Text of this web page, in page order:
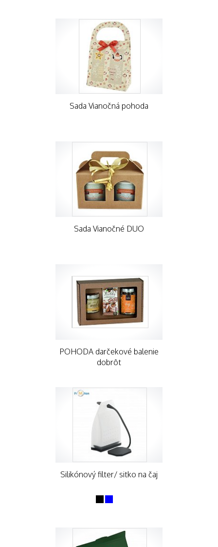
Sada Vianočná pohoda
Sada Vianočné DUO
POHODA darčekové balenie
dobrôt
Silikónový filter/ sitko na čaj